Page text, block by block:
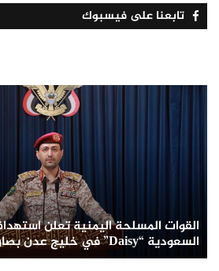
تابعنا على فيسبوك
القوات المسلحة اليمنية تعلن
السعودية “Daisy” في خليج عدن بصاروخ باليستي